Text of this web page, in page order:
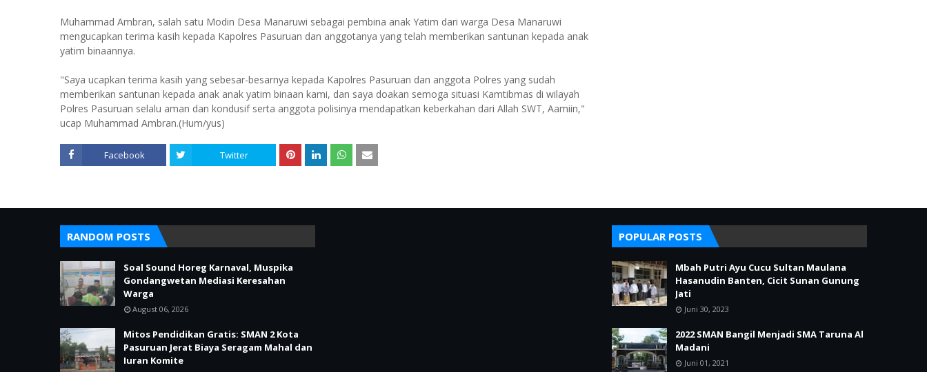
Muhammad Ambran, salah satu Modin Desa Manaruwi sebagai pembina anak Yatim dari warga Desa Manaruwi
mengucapkan terima kasih kepada Kapolres Pasuruan dan anggotanya yang telah memberikan santunan kepada anak
yatim binaannya.
"Saya ucapkan terima kasih yang sebesar-besarnya kepada Kapolres Pasuruan dan anggota Polres yang sudah
memberikan santunan kepada anak anak yatim binaan kami, dan saya doakan semoga situasi Kamtibmas di wilayah
Polres Pasuruan selalu aman dan kondusif serta anggota polisinya mendapatkan keberkahan dari Allah SWT, Aamiin,"
ucap Muhammad Ambran.(Hum/yus)
Facebook Twitter
RANDOM POSTS
Soal Sound Horeg Karnaval, Muspika
Gondangwetan Mediasi Keresahan
Warga
August 06, 2026
Mitos Pendidikan Gratis: SMAN 2 Kota
Pasuruan Jerat Biaya Seragam Mahal dan
Iuran Komite
POPULAR POSTS
Mbah Putri Ayu Cucu Sultan Maulana
Hasanudin Banten, Cicit Sunan Gunung
Jati
Juni 30, 2023
2022 SMAN Bangil Menjadi SMA Taruna Al
Madani
Juni 01, 2021